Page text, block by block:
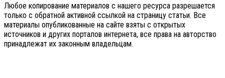
Любое копирование материалов с нашего ресурса разрешается
только с обратной активной ссылкой на страницу статьи. Все
материалы опубликованные на сайте взяты с открытых
источников и других порталов интернета, все права на авторство
принадлежат их законным владельцам.